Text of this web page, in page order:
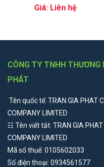
Giá: Liên hệ
CÔNG TY TNHH
PHÁT
Tên quốc tế: TRAN GIA PHAT
COMPANY LIMITED
☷ Tên viết tắt: TRAN GIA PHAT
COMPANY LIMITED
Mã số thuế: 0105602033
Số điện thoại: 0934561577